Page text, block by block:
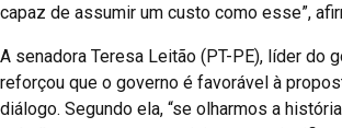
capaz de assumir um custo como esse”,
A senadora Teresa Leitão (PT-PE), líder do
reforçou que o governo é favorável à
diálogo. Segundo ela, “se olharmos a